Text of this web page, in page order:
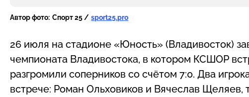
Автор фото: Спорт 25 / sport25.pro
26 июля на стадионе «Юность» (Владивосток)
чемпионата Владивостока, в котором КСШОР
разгромили соперников со счётом 7:0. Два
встрече: Роман Ольховиков и Вячеслав Щеляев,